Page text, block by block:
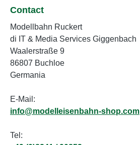
Contact
Modellbahn Ruckert
di IT & Media Services Giggenbach
Waalerstraße 9
86807 Buchloe
Germania
E-Mail:
info@modelleisenbahn-shop.com
Tel: